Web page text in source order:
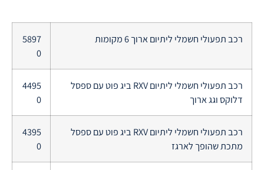
רכב תפעולי חשמלי ליתיום ארוך 6 מקומות
5897
0
רכב תפעולי חשמלי ליתיום RXV ביג פוט עם ספסל
דלוקס וגג ארוך
4495
0
רכב תפעולי חשמלי ליתיום RXV ביג פוט עם ספסל
מתכת שהופך לארגז
4395
0